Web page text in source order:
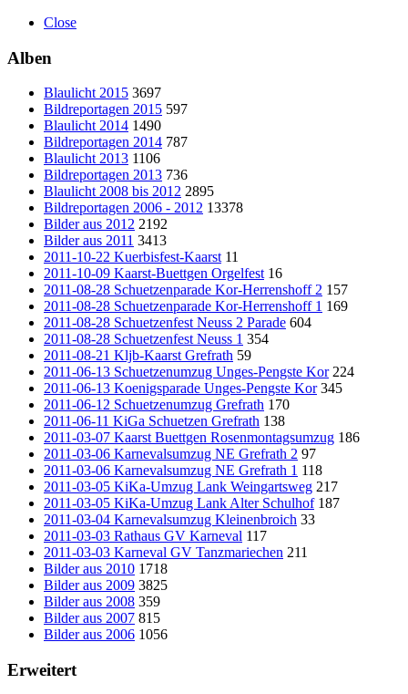
Close
Alben
Blaulicht 2015 3697
Bildreportagen 2015 597
Blaulicht 2014 1490
Bildreportagen 2014 787
Blaulicht 2013 1106
Bildreportagen 2013 736
Blaulicht 2008 bis 2012 2895
Bildreportagen 2006 - 2012 13378
Bilder aus 2012 2192
Bilder aus 2011 3413
2011-10-22 Kuerbisfest-Kaarst 11
2011-10-09 Kaarst-Buettgen Orgelfest 16
2011-08-28 Schuetzenparade Kor-Herrenshoff 2 157
2011-08-28 Schuetzenparade Kor-Herrenshoff 1 169
2011-08-28 Schuetzenfest Neuss 2 Parade 604
2011-08-28 Schuetzenfest Neuss 1 354
2011-08-21 Kljb-Kaarst Grefrath 59
2011-06-13 Schuetzenumzug Unges-Pengste Kor 224
2011-06-13 Koenigsparade Unges-Pengste Kor 345
2011-06-12 Schuetzenumzug Grefrath 170
2011-06-11 KiGa Schuetzen Grefrath 138
2011-03-07 Kaarst Buettgen Rosenmontagsumzug 186
2011-03-06 Karnevalsumzug NE Grefrath 2 97
2011-03-06 Karnevalsumzug NE Grefrath 1 118
2011-03-05 KiKa-Umzug Lank Weingartsweg 217
2011-03-05 KiKa-Umzug Lank Alter Schulhof 187
2011-03-04 Karnevalsumzug Kleinenbroich 33
2011-03-03 Rathaus GV Karneval 117
2011-03-03 Karneval GV Tanzmariechen 211
Bilder aus 2010 1718
Bilder aus 2009 3825
Bilder aus 2008 359
Bilder aus 2007 815
Bilder aus 2006 1056
Erweitert